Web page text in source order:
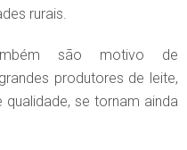
rurais.
são motivo de
produtores de leite,
se tornam ainda